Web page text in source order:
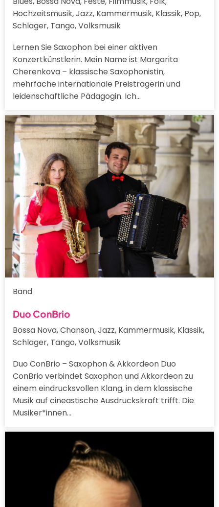
Hochzeitsmusik, Jazz, Kammermusik, Klassik, Pop,
Schlager, Tango, Volksmusik
Lernen Sie Saxophon bei einer aktiven
Konzertkünstlerin. Mein Name ist Margarita
Cherenkova – klassische Saxophonistin,
mehrfache internationale Preisträgerin und
leidenschaftliche Pädagogin. Ich…
Band
Duo ConBrio
Bossa Nova, Chanson, Jazz, Kammermusik, Klassik,
Schlager, Tango, Volksmusik
Duo ConBrio – Saxophon & Akkordeon Duo
ConBrio verbindet Saxophon und Akkordeon zu
einem eindrucksvollen Klang, in dem klassische
Musik auf cineastische Ausdruckskraft trifft. Die
Musiker*innen…